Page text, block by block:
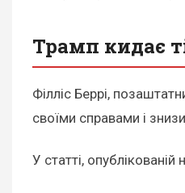
Трамп кидає
Філліс Беррі,
своїми справами і
У статті,